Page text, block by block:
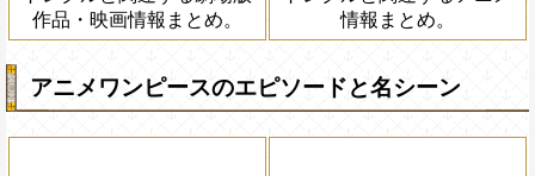
作品・映画情報まとめ。
情報まとめ。
アニメワンピースのエピソードと名シーン